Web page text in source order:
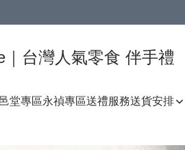
｜台灣人氣零食 伴手禮
堂專區永禎專區送禮服務送貨安排